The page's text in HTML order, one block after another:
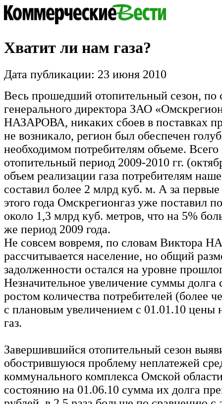
Хватит ли нам газа?
Дата публикации: 23 июня 2010
Весь прошедший отопительный сезон, по
генерального директора ЗАО
НАЗАРОВА, никаких сбоев в поставках
не возникало, регион был обеспечен
необходимом потребителям объеме. Всего
отопительный период 2009-2010 гг.
объем реализации газа потребителям
составил более 2 млрд куб. м. А за
этого года Омскрегионгаз уже поставил
около 1,3 млрд куб. метров, что на 5%
же период 2009 года.
Не совсем вовремя, по словам Виктора
рассчитывается население, но общий
задолженности остался на уровне
Незначительное увеличение суммы долга
ростом количества потребителей (более
с плановым увеличением с 01.01.10 цены
газ.
Завершившийся отопительный сезон
обострившуюся проблему неплатежей
коммунального комплекса Омской
состоянию на 01.06.10 сумма их долга